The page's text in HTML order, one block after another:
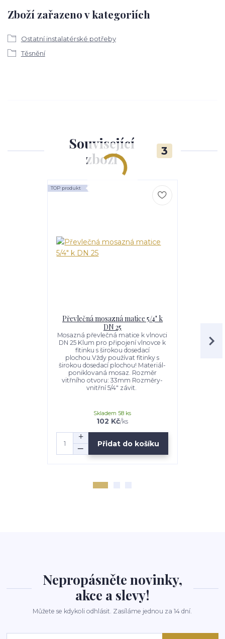
Zboží zařazeno v kategoriích
Ostatní instalatérské potřeby
Těsnění
Související
zboží
3
TOP produkt
Převlečná mosazná matice 5/4" k
DN 25
Mosazná převlečná matice k vlnovci
DN 25 Klum pro připojení vlnovce k
fitinku s širokou dosedací
plochou.Vždy používat fitinky s
širokou dosedací plochou! Materiál-
poniklovaná mosaz. Rozměr
vitřního otvoru: 33mm Rozměry-
vnitřní 5/4" závit.
102 Kč/ks
Skladem 58 ks
Přidat do košíku
nerezový
Nepropásněte novinky,
akce a slevy!
Můžete se kdykoli odhlásit. Zasíláme jednou za 14 dní.